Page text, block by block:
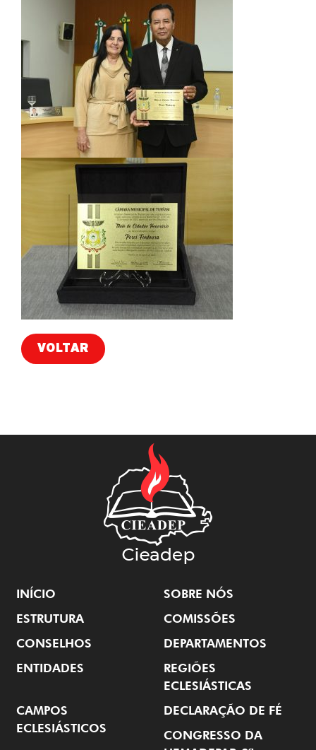
VOLTAR
INÍCIO
SOBRE NÓS
ESTRUTURA
COMISSÕES
CONSELHOS
DEPARTAMENTOS
ENTIDADES
REGIÕES
ECLESIÁSTICAS
CAMPOS
ECLESIÁSTICOS
DECLARAÇÃO DE FÉ
CONGRESSO DA